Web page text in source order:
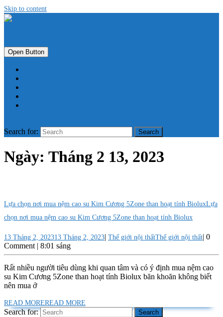
Skip to content
Open Button
Search for:
Ngày: Tháng 2 13, 2023
Lựa chọn nơi mua nệm cao su Kim Cương 5Zone than hoạt tính BioluxLựa
chọn nơi mua nệm cao su Kim Cương 5Zone than hoạt tính Biolux
13 Tháng 2, 202313 Tháng 2, 2023| Thế giới nội thấtThế giới nội thất| 0
Comment | 8:01 sáng
Rất nhiều người tiêu dùng khi quan tâm và có ý định mua nệm cao
su Kim Cương 5Zone than hoạt tính Biolux băn khoăn không biết
nên mua ở
READ MOREREAD MORE
Search for: